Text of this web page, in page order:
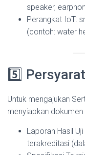
speaker,
Perangkat IoT:
(contoh: water
5️⃣
Untuk mengajukan
menyiapkan dokumen
Laporan Hasil
terakreditasi